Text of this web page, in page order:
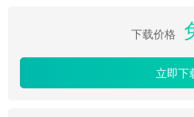
下载价格
立即下